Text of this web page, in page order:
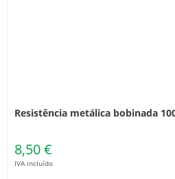
Resistência metálica bobinada
8,50 €
IVA incluído